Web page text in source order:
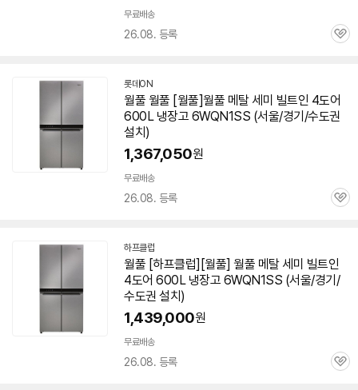
무료배송
26.08. 등록
관
롯데ON
월풀 월풀 [월풀]월풀 메탈 세미 빌트인 4도어
600L 냉장고 6WQN1SS (서울/경기/수도권
설치)
1,367,050원
무료배송
26.08. 등록
관
하프클럽
월풀 [하프클럽][월풀] 월풀 메탈 세미 빌트인
4도어 600L 냉장고 6WQN1SS (서울/경기/
수도권 설치)
1,439,000원
무료배송
26.08. 등록
관